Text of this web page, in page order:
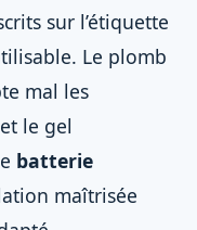
sur l’étiquette
Le plomb
mal les
le gel
batterie
maîtrisée